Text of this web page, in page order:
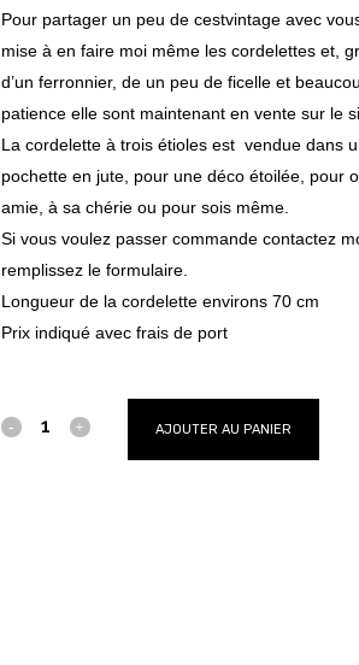
Pour partager un peu de cestvintage avec
mise à en faire moi même les cordelettes et,
d’un ferronnier, de un peu de ficelle et
patience elle sont maintenant en vente sur le
La cordelette à trois étioles est vendue dans
pochette en jute, pour une déco étoilée, pour
amie, à sa chérie ou pour sois même.
Si vous voulez passer commande contactez
remplissez le formulaire.
Longueur de la cordelette environs 70 cm
Prix indiqué avec frais de port
AJOUTER AU PANIER